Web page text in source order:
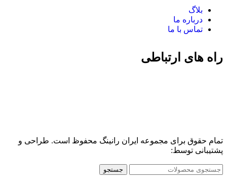
بلاگ
درباره ما
تماس با ما
راه های ارتباطی
تمام حقوق برای مجموعه ایران رانینگ محفوظ است. طراحی و
پشتیبانی توسط:
جستجو